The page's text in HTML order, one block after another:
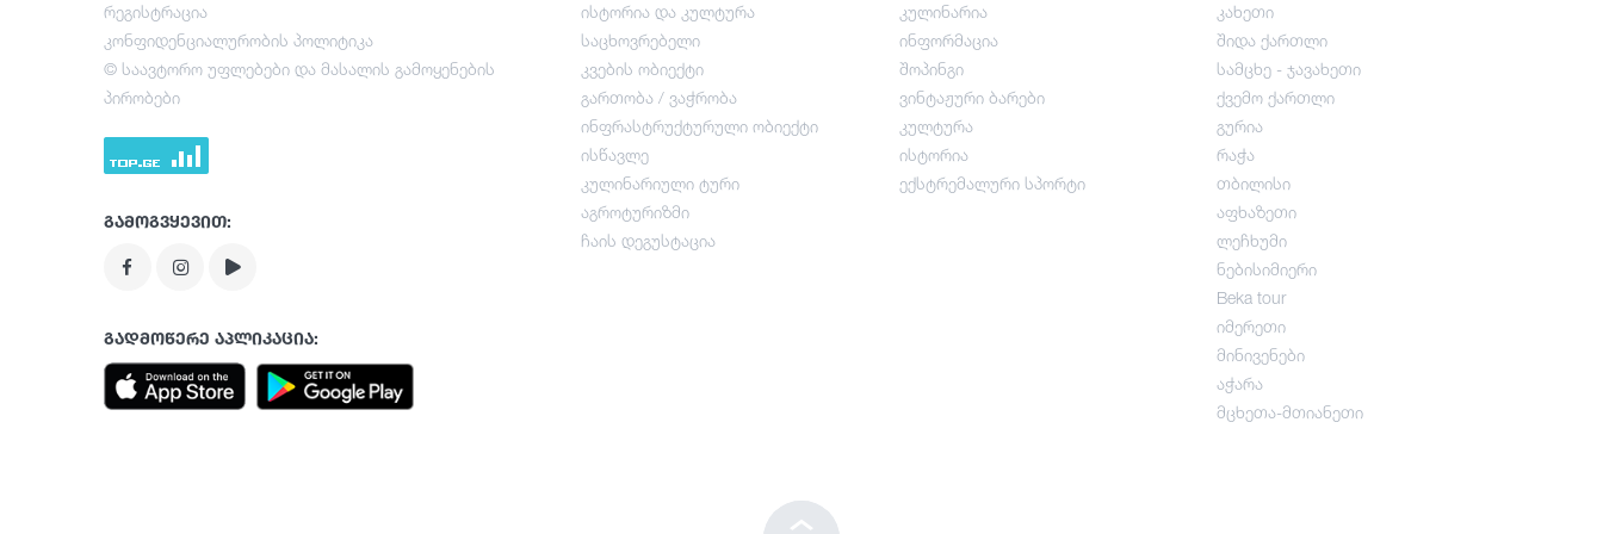
კვების ობიექტი
გართობა / ვაჭრობა
ისტორია და კულტურა
საცხოვრებელი
კვების ობიექტი
გართობა / ვაჭრობა
ინფრასტრუქტურული ობიექტი
ისწავლე
კულინარიული ტური
აგროტურიზმი
ჩაის დეგუსტაცია
კულინარია
ინფორმაცია
შოპინგი
ვინტაჟური ბარები
კულტურა
ისტორია
ექსტრემალური სპორტი
კახეთი
შიდა ქართლი
სამცხე - ჯავახეთი
ქვემო ქართლი
გურია
რაჭა
თბილისი
აფხაზეთი
ლეჩხუმი
ნებისიმიერი
Beka tour
იმერეთი
მინივენები
აჭარა
მცხეთა-მთიანეთი
რეგისტრაცია
კონფიდენციალურობის პოლიტიკა
© საავტორო უფლებები და მასალის გამოყენების
პირობები
გამოგვყევით:
გადმოწერე აპლიკაცია: